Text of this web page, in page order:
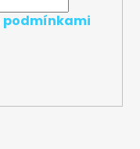
podmínkami